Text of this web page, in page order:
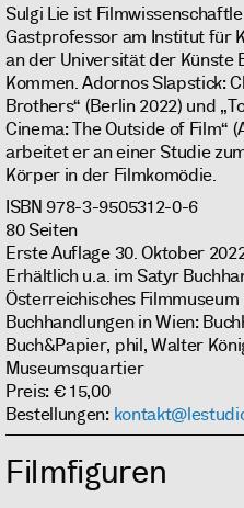
Sulgi Lie ist
Gastprofessor am Institut für
an der Universität der Künste
Kommen. Adornos Slapstick:
Brothers“ (Berlin 2022) und
Cinema: The Outside of Film“
arbeitet er an einer Studie
Körper in der Filmkomödie.
ISBN 978-3-9505312-0-6
80 Seiten
Erste Auflage 30. Oktober
Erhältlich u.a. im Satyr
Österreichisches
Buchhandlungen in Wien:
Buch&Papier, phil, Walter
Museumsquartier
Preis: € 15,00
Bestellungen:
Filmfiguren